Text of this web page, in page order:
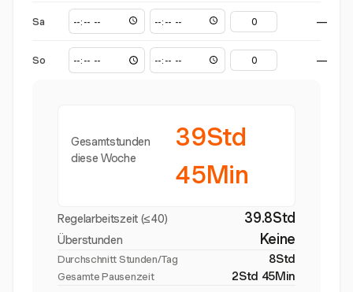
Sa —
So —
Gesamtstunden
diese Woche
39Std
45Min
Regelarbeitszeit (≤40) 39.8Std
Überstunden Keine
Durchschnitt Stunden/Tag 8Std
Gesamte Pausenzeit 2Std 45Min